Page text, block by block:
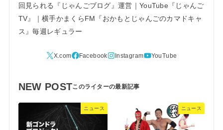
回見られる『じゃんごブログ』運営｜YouTube『じゃんご
TV』｜横手かまくらFM『おかもとじゃんごのカマドキャ
ス』毎週レギュラー
NEW POST
ニュース ニュース